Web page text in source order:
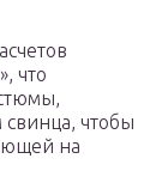
что
чтобы
на